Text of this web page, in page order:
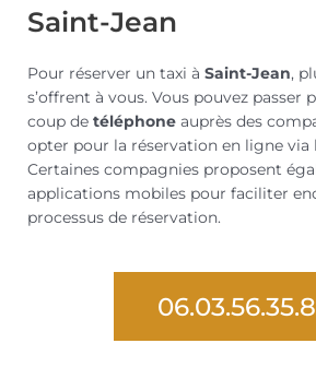
Saint-Jean
Pour réserver un taxi à Saint-Jean,
s’offrent à vous. Vous pouvez passer
coup de téléphone auprès des
opter pour la réservation en ligne via
Certaines compagnies proposent
applications mobiles pour faciliter
processus de réservation.